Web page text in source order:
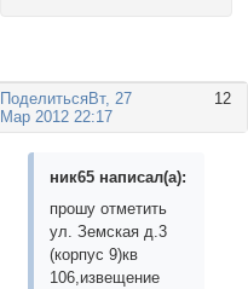
Поделиться 12
Вт, 27
Мар 2012 22:17
ник65 написал(а):
прошу отметить
ул. Земская д.3
(корпус 9)кв
106,извещение